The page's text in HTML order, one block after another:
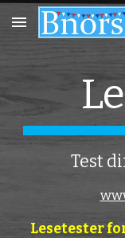
Skip to main content
Test
Lesetester